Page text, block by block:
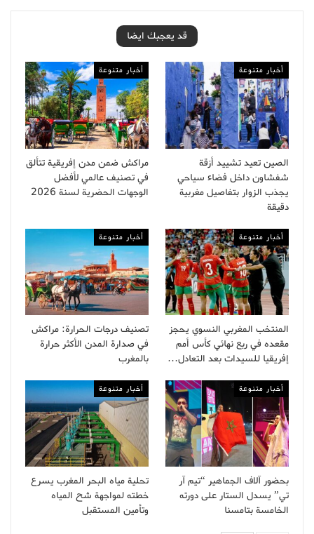
قد يعجبك ايضا
أخبار متنوعة
الصين تعيد تشييد أزقة
شفشاون داخل فضاء سياحي
يجذب الزوار بتفاصيل مغربية
دقيقة
أخبار متنوعة
مراكش ضمن مدن إفريقية تتألق
في تصنيف عالمي لأفضل
الوجهات الحضرية لسنة 2026
أخبار متنوعة
المنتخب المغربي النسوي يحجز
مقعده في ربع نهائي كأس أمم
إفريقيا للسيدات بعد التعادل…
أخبار متنوعة
تصنيف درجات الحرارة: مراكش
في صدارة المدن الأكثر حرارة
بالمغرب
أخبار متنوعة
بحضور آلاف الجماهير “تيم آر
تي” يسدل الستار على دورته
الخامسة بتامسنا
أخبار متنوعة
تحلية مياه البحر المغرب يسرع
خطته لمواجهة شح المياه
وتأمين المستقبل